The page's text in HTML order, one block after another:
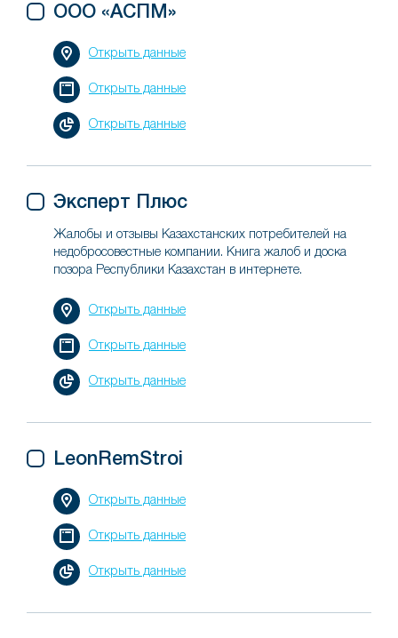
ООО «АСПМ»
Открыть данные
Открыть данные
Открыть данные
Эксперт Плюс
Жалобы и отзывы Казахстанских потребителей на
недобросовестные компании. Книга жалоб и доска
позора Республики Казахстан в интернете.
Открыть данные
Открыть данные
Открыть данные
LeonRemStroi
Открыть данные
Открыть данные
Открыть данные